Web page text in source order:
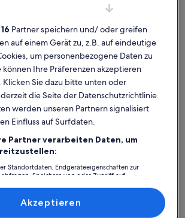
Ferienunterkünfte am See in Ketzin/Havel
Finde deine
am Privatsee, inmitten
16 Partner speichern und/ oder greifen
auf einem Gerät zu, z.B. auf eindeutige
um personenbezogene Daten zu
Ihre Präferenzen akzeptieren
Sie dazu bitte unten oder
die Seite der Datenschutzrichtlinie.
werden unseren Partnern signalisiert
Einfluss auf Surfdaten.
Partner verarbeiten Daten, um
Standortdaten. Endgeräteeigenschaften zur
Speichern von oder Zugriff auf
Werbeleistung und der Performance von Inhalten,
sowie Entwicklung und Verbesserung von
Akzeptieren